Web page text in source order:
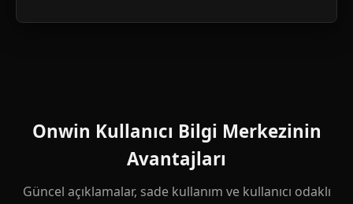
Onwin Kullanıcı Bilgi Merkezinin
Avantajları
Güncel açıklamalar, sade kullanım ve kullanıcı odaklı